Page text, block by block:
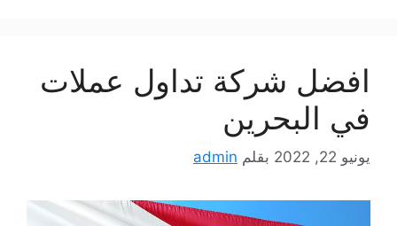
افضل شركة تداول عملات
في البحرين
يونيو 22, 2022 بقلم admin